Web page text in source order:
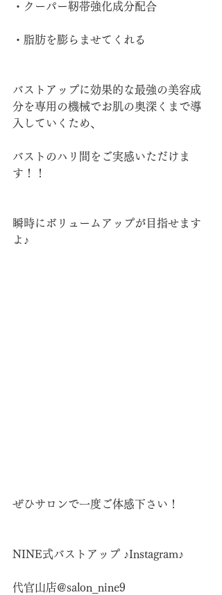
・クーパー靭帯強化成分配合
・脂肪を膨らませてくれる
バストアップに効果的な最強の美容成
分を専用の機械でお肌の奥深くまで導
入していくため、
バストのハリ間をご実感いただけま
す！！
瞬時にボリュームアップが目指せます
よ♪
ぜひサロンで一度ご体感下さい！
NINE式バストアップ ♪Instagram♪
代官山店@salon_nine9